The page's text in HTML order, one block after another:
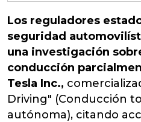
Los reguladores
seguridad
una investigación
conducción
Tesla Inc.,
Driving" (Conducción
autónoma), citando